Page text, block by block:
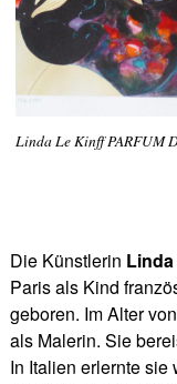
Linda Le Kinff PARFUM
Die Künstlerin
Paris als Kind
geboren. Im Alter
als Malerin. Sie
In Italien erlernte